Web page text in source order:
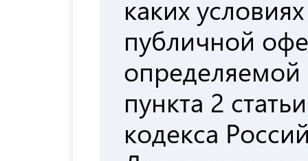
каких
публичной
пункта 2
кодекса